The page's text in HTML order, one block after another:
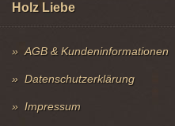
Holz Liebe
AGB & Kundeninformationen
Datenschutzerklärung
Impressum